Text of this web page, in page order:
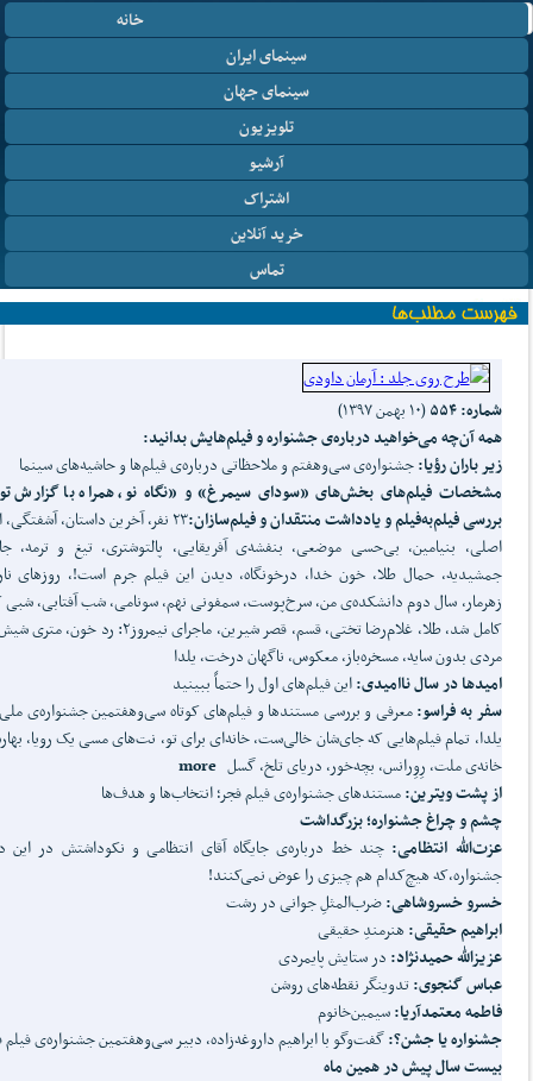
خانه
سینمای ایران
سینمای جهان
تلویزیون
آرشیو
اشتراک
خرید آنلاین
تماس
شماره: ۵۵۴
(۱۰ بهمن ۱۳۹۷)
همه آن‌چه می‌خواهید درباره‌ی جشنواره و فیلم‌هایش بدانید:
زیر باران رؤیا:جشنواره‌ی سی‌وهفتم و ملاحظاتی درباره‌ی فیلم‌ها و حاشیه‌های سینما
مشخصات فیلمهای بخش‌های «سودای سیمرغ» و «نگاه نو، همراه با گزارش
بررسی فیلم‌به‌فیلمو یادداشت منتقدان و فیلم‌سازان:
۲۳ نفر، آخرین داستان،
اصلی، بنیامین، بی‌حسی موضعی، بنفشه‌ی آفریقایی، پالتوشتری، تیغ و ترمه،
جمشیدیه، حمال طلا، خون خدا، درخونگاه، دیدن این فیلم جرم است!، روزهای
زهرمار، سال دوم دانشکده‌ی من، سرخ‌پوست، سمفونی نهم، سونامی، شب آفتابی، شبی
کامل شد، طلا، غلام‌رضا تختی، قسم، قصر شیرین، ماجرای نیمروز۲:
مردی بدون سایه، مسخره‌باز، معکوس، ناگهان درخت، یلدا
امیدها در سال ناامیدی:این فیلم‌های اول را حتماً ببینید
سفر به فراسو:معرفی و بررسی مستندها و فیلم‌های کوتاه سی‌وهفتمین جشنواره‌ی
یلدا، تمام فیلم‌هایی که جای‌شان خالی‌ست، خانه‌ای برای تو، نت‌های مسی یک رویا،
خانه‌ی ملت، رِوِرانس، بچه‌خور، دریای تلخ، گسلmore
از پشت ویترین:مستندهای جشنواره‌ی فیلم فجر؛ انتخاب‌ها و هدف‌ها
چشم و چراغ جشنواره؛ بزرگداشت
عزتالله انتظامی: چند خط درباره‌ی جایگاه آقای انتظامی و نکوداشتش در این
جشنواره،که هیچ‌کدام هم چیزی را عوض نمی‌کنند!
خسرو خسروشاهی:ضرب‌المثلِ جوانی در رشت
ابراهیم حقیقی:هنرمندِ حقیقی
عزیزالله حمیدنژاد: در ستایش پایمردی
عباس گنجوی:تدوینگر نقطه‌های روشن
فاطمه معتمدآریا:سیمین‌خانوم
جشنواره یا جشن؟:گفت‌وگو با ابراهیم داروغه‌زاده، دبیر سی‌وهفتمین جشنواره‌ی
بیست سال پیش در همین ماه